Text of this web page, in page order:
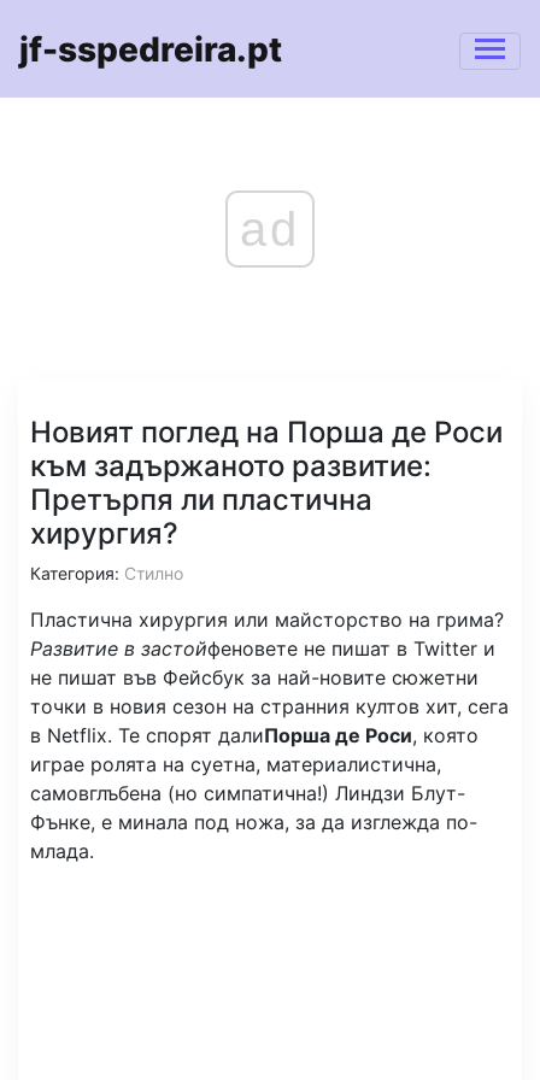
jf-sspedreira.pt
ad
Новият поглед на Порша де Роси
към задържаното развитие:
Претърпя ли пластична
хирургия?
Категория: Стилно
Пластична хирургия или майсторство на грима?
Развитие в застойфеновете не пишат в Twitter и
не пишат във Фейсбук за най-новите сюжетни
точки в новия сезон на странния култов хит, сега
в Netflix. Те спорят далиПорша де Роси, която
играе ролята на суетна, материалистична,
самовглъбена (но симпатична!) Линдзи Блут-
Фънке, е минала под ножа, за да изглежда по-
млада.